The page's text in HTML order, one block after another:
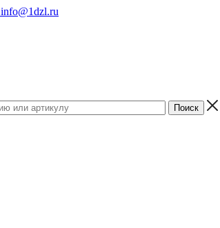
info@1dzl.ru